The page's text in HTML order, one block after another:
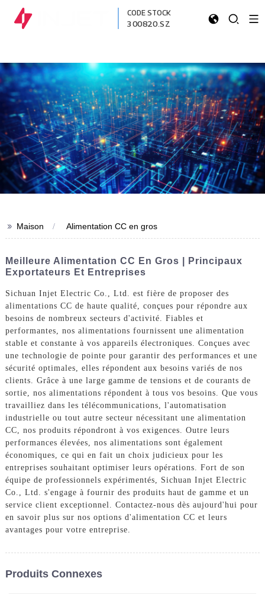
CODE STOCK
300820.SZ
>> Maison Alimentation CC en gros
Meilleure Alimentation CC En Gros | Principaux
Exportateurs Et Entreprises
Sichuan Injet Electric Co., Ltd. est fière de proposer des
alimentations CC de haute qualité, conçues pour répondre aux
besoins de nombreux secteurs d'activité. Fiables et
performantes, nos alimentations fournissent une alimentation
stable et constante à vos appareils électroniques. Conçues avec
une technologie de pointe pour garantir des performances et une
sécurité optimales, elles répondent aux besoins variés de nos
clients. Grâce à une large gamme de tensions et de courants de
sortie, nos alimentations répondent à tous vos besoins. Que vous
travailliez dans les télécommunications, l'automatisation
industrielle ou tout autre secteur nécessitant une alimentation
CC, nos produits répondront à vos exigences. Outre leurs
performances élevées, nos alimentations sont également
économiques, ce qui en fait un choix judicieux pour les
entreprises souhaitant optimiser leurs opérations. Fort de son
équipe de professionnels expérimentés, Sichuan Injet Electric
Co., Ltd. s'engage à fournir des produits haut de gamme et un
service client exceptionnel. Contactez-nous dès aujourd'hui pour
en savoir plus sur nos options d'alimentation CC et leurs
avantages pour votre entreprise.
Produits Connexes